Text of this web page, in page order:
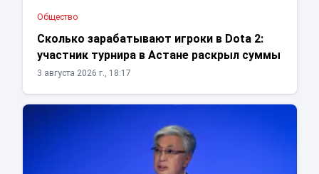
Общество
Сколько зарабатывают игроки в Dota 2:
участник турнира в Астане раскрыл суммы
3 августа 2026 г., 18:17